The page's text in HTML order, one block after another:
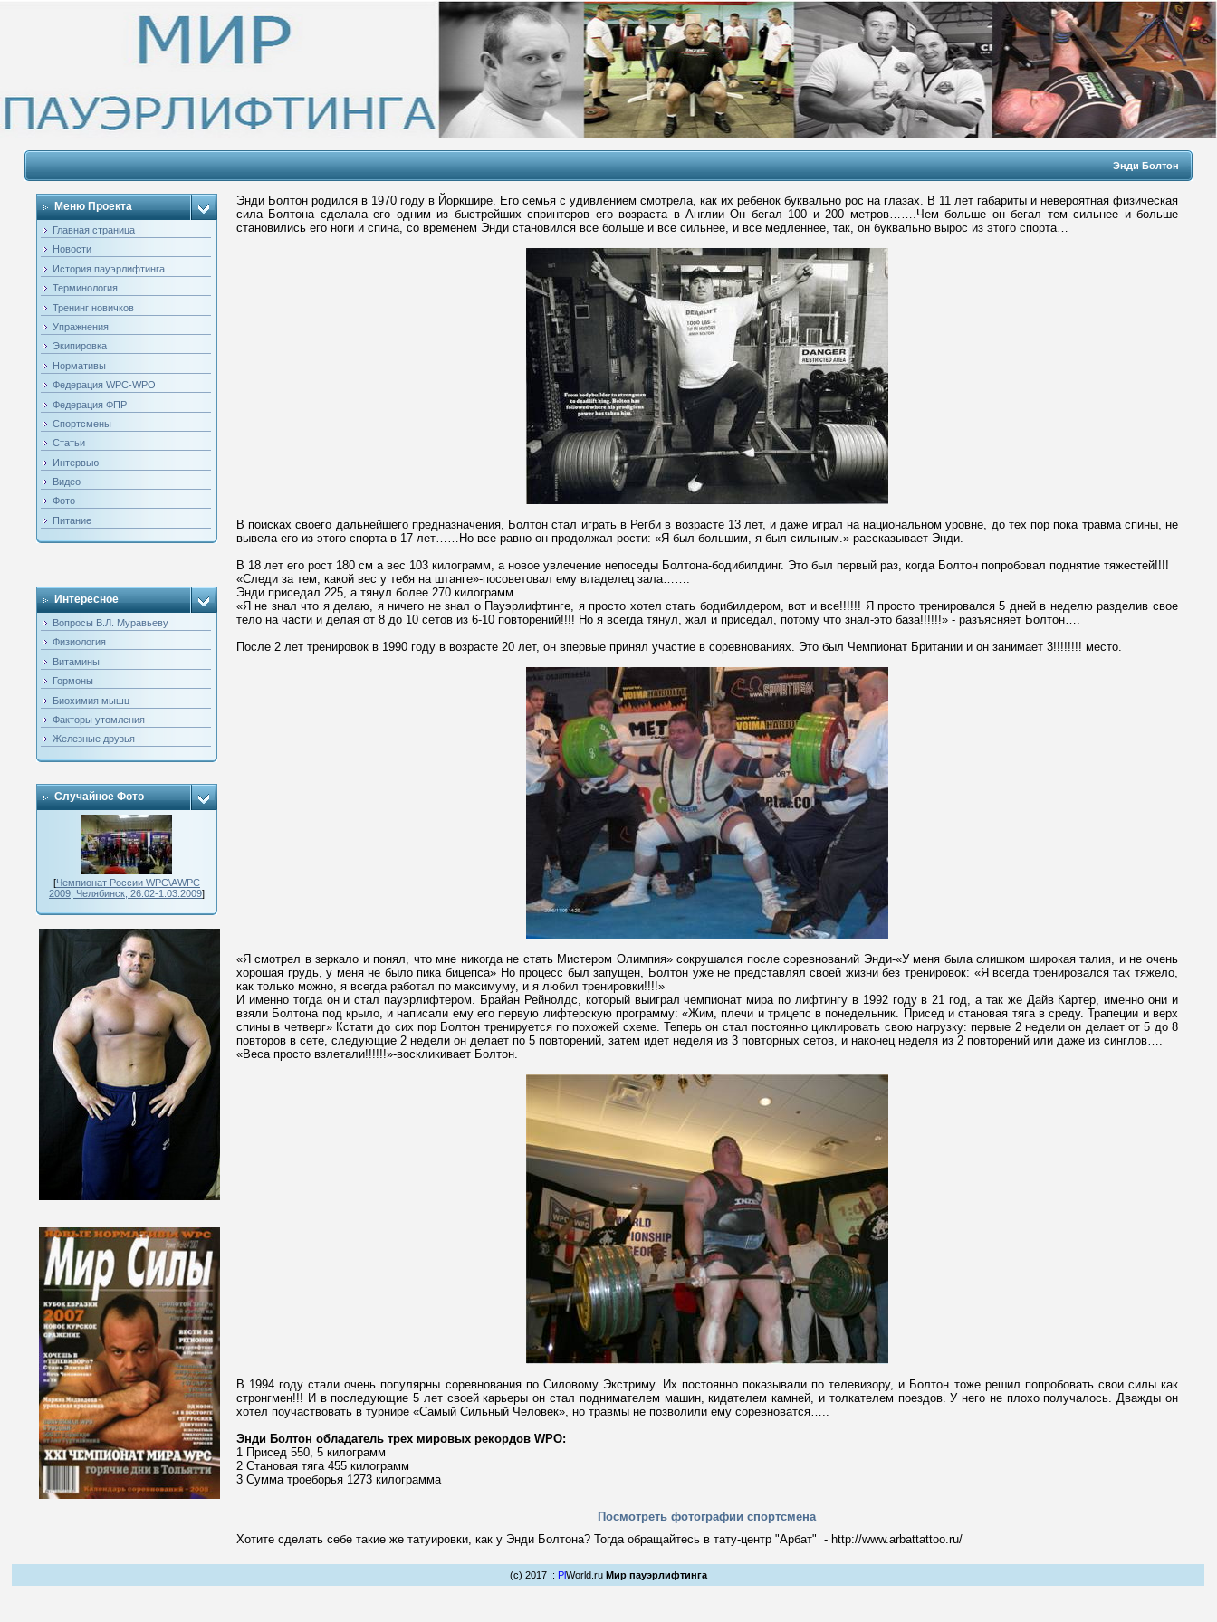
Энди Болтон
Меню Проекта
Главная страница
Новости
История пауэрлифтинга
Терминология
Тренинг новичков
Упражнения
Экипировка
Нормативы
Федерация WPC-WPO
Федерация ФПР
Спортсмены
Статьи
Интервью
Видео
Фото
Питание
Интересное
Вопросы В.Л. Муравьеву
Физиология
Витамины
Гормоны
Биохимия мышц
Факторы утомления
Железные друзья
Случайное Фото
[Чемпионат России WPC\AWPC
2009, Челябинск, 26.02-1.03.2009]
Энди Болтон родился в 1970 году в Йоркшире. Его семья с удивлением смотрела, как их ребенок буквально рос на глазах. В 11 лет габариты и невероятная физическая
сила Болтона сделала его одним из быстрейших спринтеров его возраста в Англии Он бегал 100 и 200 метров…….Чем больше он бегал тем сильнее и больше
становились его ноги и спина, со временем Энди становился все больше и все сильнее, и все медленнее, так, он буквально вырос из этого спорта…
В поисках своего дальнейшего предназначения, Болтон стал играть в Регби в возрасте 13 лет, и даже играл на национальном уровне, до тех пор пока травма спины, не
вывела его из этого спорта в 17 лет……Но все равно он продолжал рости: «Я был большим, я был сильным.»-рассказывает Энди.
В 18 лет его рост 180 см а вес 103 килограмм, а новое увлечение непоседы Болтона-бодибилдинг. Это был первый раз, когда Болтон попробовал поднятие тяжестей!!!!
«Следи за тем, какой вес у тебя на штанге»-посоветовал ему владелец зала…….
Энди приседал 225, а тянул более 270 килограмм.
«Я не знал что я делаю, я ничего не знал о Пауэрлифтинге, я просто хотел стать бодибилдером, вот и все!!!!!! Я просто тренировался 5 дней в неделю разделив свое
тело на части и делая от 8 до 10 сетов из 6-10 повторений!!!! Но я всегда тянул, жал и приседал, потому что знал-это база!!!!!!» - разъясняет Болтон….
После 2 лет тренировок в 1990 году в возрасте 20 лет, он впервые принял участие в соревнованиях. Это был Чемпионат Британии и он занимает 3!!!!!!!! место.
«Я смотрел в зеркало и понял, что мне никогда не стать Мистером Олимпия» сокрушался после соревнований Энди-«У меня была слишком широкая талия, и не очень
хорошая грудь, у меня не было пика бицепса» Но процесс был запущен, Болтон уже не представлял своей жизни без тренировок: «Я всегда тренировался так тяжело,
как только можно, я всегда работал по максимуму, и я любил тренировки!!!!»
И именно тогда он и стал пауэрлифтером. Брайан Рейнолдс, который выиграл чемпионат мира по лифтингу в 1992 году в 21 год, а так же Дайв Картер, именно они и
взяли Болтона под крыло, и написали ему его первую лифтерскую программу: «Жим, плечи и трицепс в понедельник. Присед и становая тяга в среду. Трапеции и верх
спины в четверг» Кстати до сих пор Болтон тренируется по похожей схеме. Теперь он стал постоянно циклировать свою нагрузку: первые 2 недели он делает от 5 до 8
повторов в сете, следующие 2 недели он делает по 5 повторений, затем идет неделя из 3 повторных сетов, и наконец неделя из 2 повторений или даже из синглов….
«Веса просто взлетали!!!!!!»-воскликивает Болтон.
В 1994 году стали очень популярны соревнования по Силовому Экстриму. Их постоянно показывали по телевизору, и Болтон тоже решил попробовать свои силы как
стронгмен!!! И в последующие 5 лет своей карьеры он стал поднимателем машин, кидателем камней, и толкателем поездов. У него не плохо получалось. Дважды он
хотел поучаствовать в турнире «Самый Сильный Человек», но травмы не позволили ему соревноватся…..
Энди Болтон обладатель трех мировых рекордов WPO:
1 Присед 550, 5 килограмм
2 Становая тяга 455 килограмм
3 Сумма троеборья 1273 килограмма
Посмотреть фотографии спортсмена
Хотите сделать себе такие же татуировки, как у Энди Болтона? Тогда обращайтесь в тату-центр "Арбат" - http://www.arbattattoo.ru/
(c) 2017 :: PlWorld.ru Мир пауэрлифтинга